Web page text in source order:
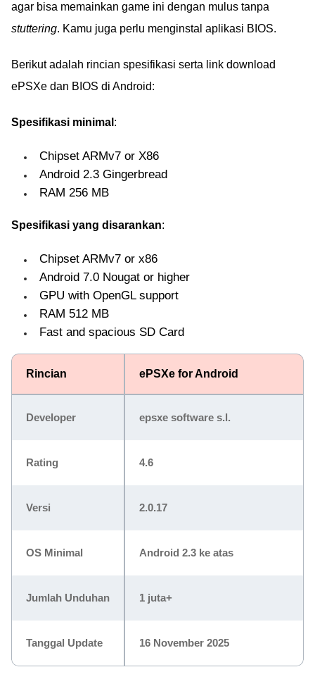
agar bisa memainkan game ini dengan mulus tanpa
stuttering. Kamu juga perlu menginstal aplikasi BIOS.
Berikut adalah rincian spesifikasi serta link download
ePSXe dan BIOS di Android:
Spesifikasi minimal :
Chipset ARMv7 or X86
Android 2.3 Gingerbread
RAM 256 MB
Spesifikasi yang disarankan:
Chipset ARMv7 or x86
Android 7.0 Nougat or higher
GPU with OpenGL support
RAM 512 MB
Fast and spacious SD Card
Rincian ePSXe for Android
Developer epsxe software s.l.
Rating 4.6
Versi 2.0.17
OS Minimal Android 2.3 ke atas
Jumlah Unduhan 1 juta+
Tanggal Update 16 November 2025